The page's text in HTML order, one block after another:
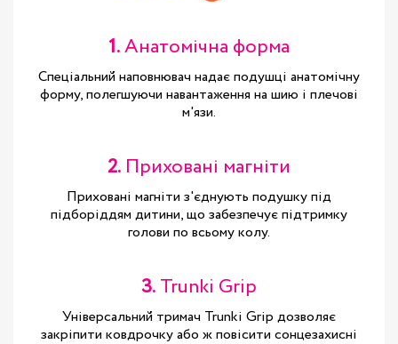
1.Анатомічна форма
Спеціальний наповнювач надає подушці анатомічну
форму, полегшуючи навантаження на шию і плечові
м'язи.
2. Приховані магніти
Приховані магніти з'єднують подушку під
підборіддям дитини, що забезпечує підтримку
голови по всьому колу.
3.Trunki Grip
Універсальний тримач Trunki Grip дозволяє
закріпити ковдрочку або ж повісити сонцезахисні